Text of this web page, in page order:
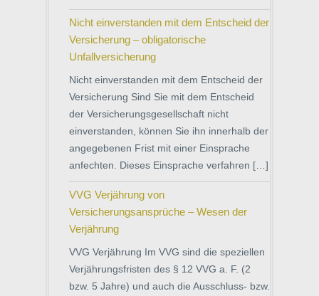
Nicht einverstanden mit dem Entscheid der
Versicherung – obligatorische
Unfallversicherung
Nicht einverstanden mit dem Entscheid der
Versicherung Sind Sie mit dem Entscheid
der Versicherungsgesellschaft nicht
einverstanden, können Sie ihn innerhalb der
angegebenen Frist mit einer Einsprache
anfechten. Dieses Einsprache verfahren […]
VVG Verjährung von
Versicherungsansprüche – Wesen der
Verjährung
VVG Verjährung Im VVG sind die speziellen
Verjährungsfristen des § 12 VVG a. F. (2
bzw. 5 Jahre) und auch die Ausschluss- bzw.